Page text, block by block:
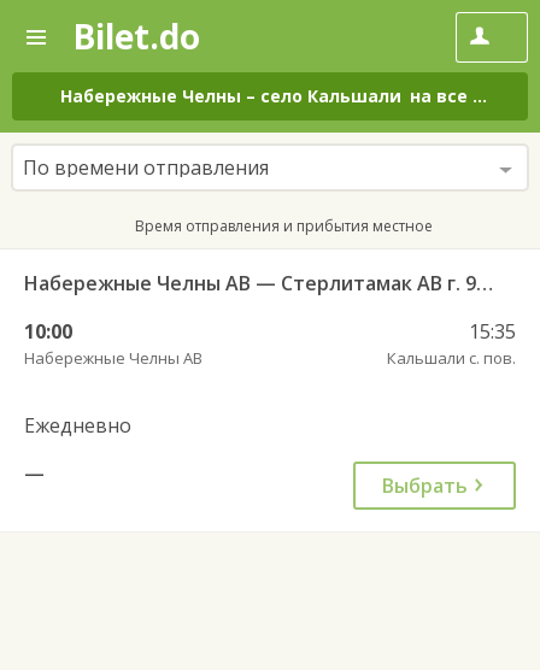
—
Поиск
и
покупка
билетов
на
автобус
онлайн
Bilet.do
Набережные Челны – село Кальшали на все дни
По времени отправления
Время отправления и прибытия местное
Набережные Челны АВ — Стерлитамак АВ г. 955
10:00
Набережные Челны АВ
15:35
Кальшали с. пов.
Ежедневно
—
Выбрать